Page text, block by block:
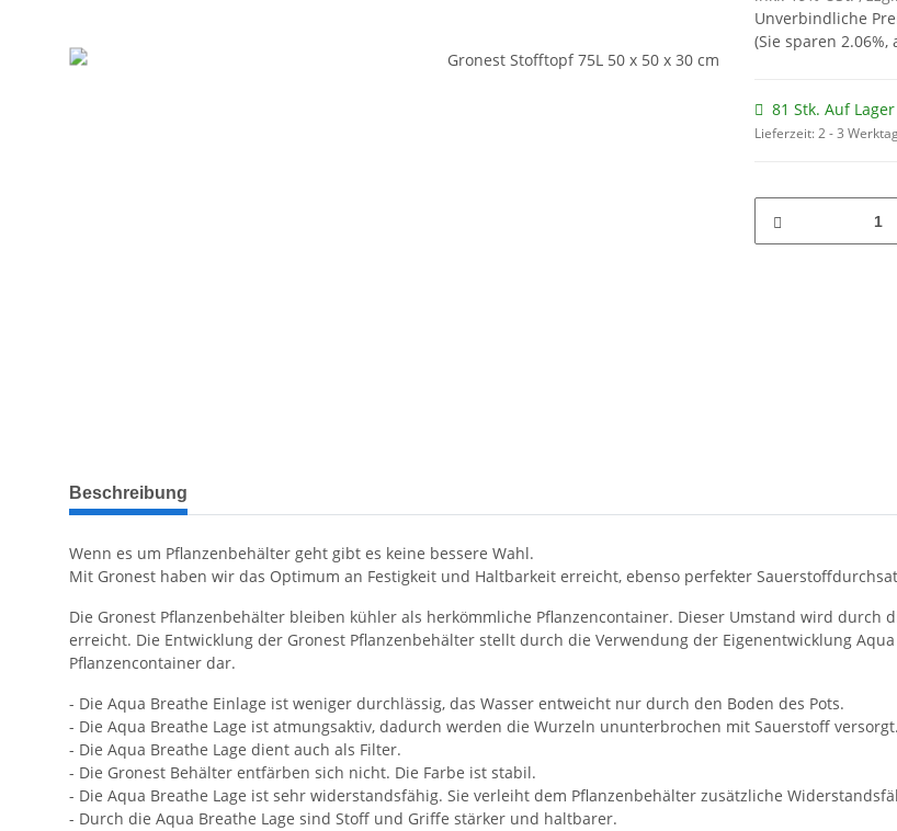
Unverbindliche
(Sie sparen 2.06%,
81 Stk. Auf Lager
Lieferzeit:2 - 3
weitere Registerkarten anzeigen
Beschreibung
Wenn es um Pflanzenbehälter geht gibt es keine bessere Wahl.
Mit Gronest haben wir das Optimum an Festigkeit und Haltbarkeit erreicht, ebenso perfekter
Die Gronest Pflanzenbehälter bleiben kühler als herkömmliche Pflanzencontainer. Dieser Umstand wird
erreicht. Die Entwicklung der Gronest Pflanzenbehälter stellt durch die Verwendung der Eigenentwicklung
Pflanzencontainer dar.
- Die Aqua Breathe Einlage ist weniger durchlässig, das Wasser entweicht nur durch den Boden des Pots.
- Die Aqua Breathe Lage ist atmungsaktiv, dadurch werden die Wurzeln ununterbrochen mit Sauerstoff versorgt.
- Die Aqua Breathe Lage dient auch als Filter.
- Die Gronest Behälter entfärben sich nicht. Die Farbe ist stabil.
- Die Aqua Breathe Lage ist sehr widerstandsfähig. Sie verleiht dem Pflanzenbehälter zusätzliche
- Durch die Aqua Breathe Lage sind Stoff und Griffe stärker und haltbarer.